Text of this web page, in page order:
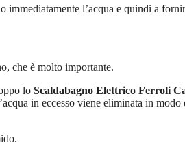
l’acqua e quindi a
che è molto importante.
lo Scaldabagno Elettrico Ferroli
in eccesso viene eliminata in